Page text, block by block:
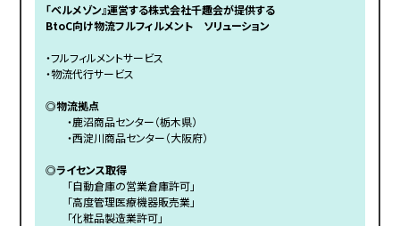
「ベルメゾン』運営する株式会社千趣会が提供する
BtoC向け物流フルフィルメント ソリューション
・フルフィルメントサービス
・物流代行サービス
◎物流拠点
・鹿沼商品センター（栃木県）
・西淀川商品センター（大阪府）
◎ライセンス取得
「自動倉庫の営業倉庫許可」
「高度管理医療機器販売業」
「化粧品製造業許可」